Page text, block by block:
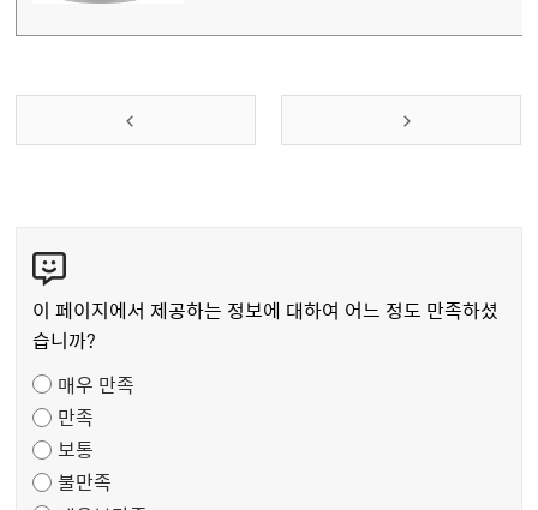
텐
츠
만
도
조
사
이 페이지에서 제공하는 정보에 대하여 어느 정도 만족하셨
습니까?
매우 만족
만족
보통
불만족